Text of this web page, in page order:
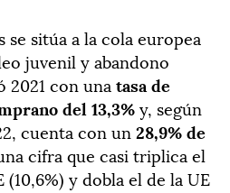
se sitúa a la cola europea
juvenil y abandono
2021 con una tasa de
del 13,3%y, según
cuenta con un 28,9% de
cifra que casi triplica el
y dobla el de la UE